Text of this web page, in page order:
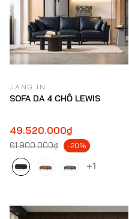
JANG IN
SOFA DA 4 CHỖ LEWIS
49.520.000₫
61.900.000₫ -20%
+1